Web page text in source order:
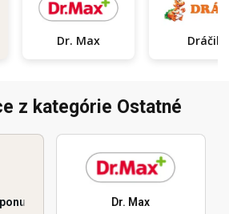
Dr. Max Dráčik
z kategórie Ostatné
Dr. Max